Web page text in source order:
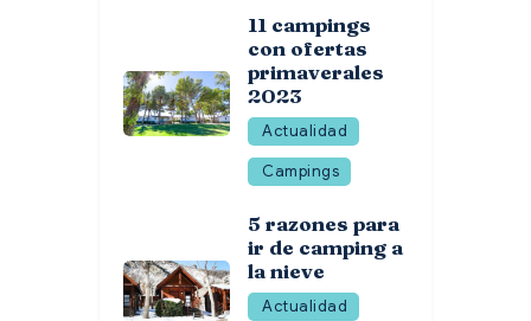
11 campings
con ofertas
primaverales
2023
Actualidad
Campings
5 razones para
ir de camping a
la nieve
Actualidad